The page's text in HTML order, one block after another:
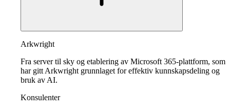
Arkwright
Fra server til sky og etablering av Microsoft 365-plattform, som
har gitt Arkwright grunnlaget for effektiv kunnskapsdeling og
bruk av AI.
Konsulenter